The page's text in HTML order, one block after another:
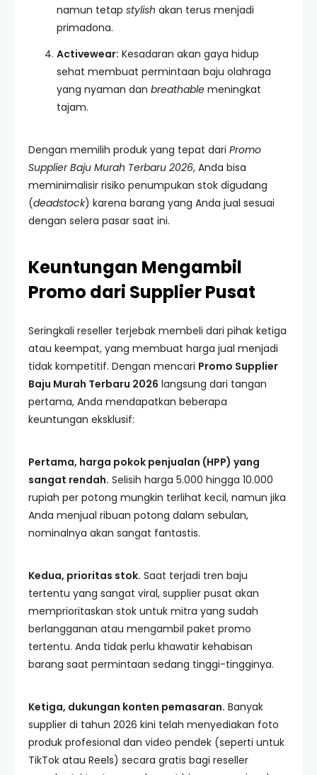
namun tetap stylish akan terus menjadi
primadona.
Activewear: Kesadaran akan gaya hidup
sehat membuat permintaan baju olahraga
yang nyaman dan breathable meningkat
tajam.
Dengan memilih produk yang tepat dari Promo
Supplier Baju Murah Terbaru 2026, Anda bisa
meminimalisir risiko penumpukan stok digudang
(deadstock) karena barang yang Anda jual sesuai
dengan selera pasar saat ini.
Keuntungan Mengambil
Promo dari Supplier Pusat
Seringkali reseller terjebak membeli dari pihak ketiga
atau keempat, yang membuat harga jual menjadi
tidak kompetitif. Dengan mencari Promo Supplier
Baju Murah Terbaru 2026 langsung dari tangan
pertama, Anda mendapatkan beberapa
keuntungan eksklusif:
Pertama, harga pokok penjualan (HPP) yang
sangat rendah. Selisih harga 5.000 hingga 10.000
rupiah per potong mungkin terlihat kecil, namun jika
Anda menjual ribuan potong dalam sebulan,
nominalnya akan sangat fantastis.
Kedua, prioritas stok. Saat terjadi tren baju
tertentu yang sangat viral, supplier pusat akan
memprioritaskan stok untuk mitra yang sudah
berlangganan atau mengambil paket promo
tertentu. Anda tidak perlu khawatir kehabisan
barang saat permintaan sedang tinggi-tingginya.
Ketiga, dukungan konten pemasaran. Banyak
supplier di tahun 2026 kini telah menyediakan foto
produk profesional dan video pendek (seperti untuk
TikTok atau Reels) secara gratis bagi reseller